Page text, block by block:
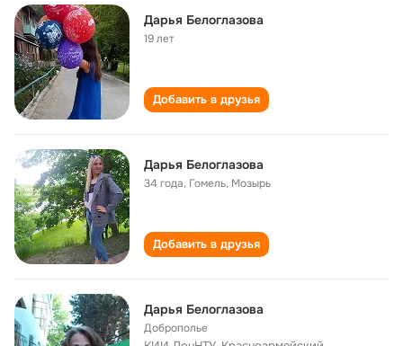
Дарья Белоглазова
19 лет
Добавить в друзья
Дарья Белоглазова
34 года, Гомель, Мозырь
Добавить в друзья
Дарья Белоглазова
Доброполье